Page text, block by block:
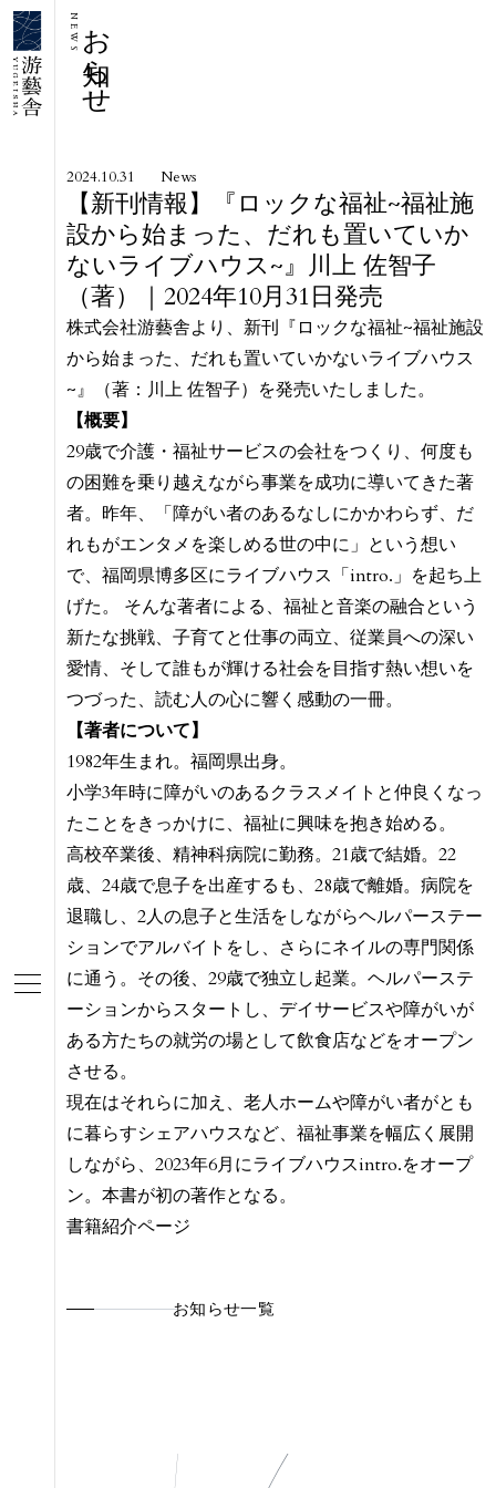
お知らせ
NEWS
2024.10.31 News
【新刊情報】『ロックな福祉~福祉施
設から始まった、だれも置いていか
ないライブハウス~』川上 佐智子
（著）｜2024年10月31日発売
株式会社游藝舎より、新刊『ロックな福祉~福祉施設
から始まった、だれも置いていかないライブハウス
~』（著：川上 佐智子）を発売いたしました。
【概要】
29歳で介護・福祉サービスの会社をつくり、何度も
の困難を乗り越えながら事業を成功に導いてきた著
者。昨年、「障がい者のあるなしにかかわらず、だ
れもがエンタメを楽しめる世の中に」という想い
で、福岡県博多区にライブハウス「intro.」を起ち上
げた。 そんな著者による、福祉と音楽の融合という
新たな挑戦、子育てと仕事の両立、従業員への深い
愛情、そして誰もが輝ける社会を目指す熱い想いを
つづった、読む人の心に響く感動の一冊。
【著者について】
1982年生まれ。福岡県出身。
小学3年時に障がいのあるクラスメイトと仲良くなっ
たことをきっかけに、福祉に興味を抱き始める。
高校卒業後、精神科病院に勤務。21歳で結婚。22
歳、24歳で息子を出産するも、28歳で離婚。病院を
退職し、2人の息子と生活をしながらヘルパーステー
ションでアルバイトをし、さらにネイルの専門関係
に通う。その後、29歳で独立し起業。ヘルパーステ
ーションからスタートし、デイサービスや障がいが
ある方たちの就労の場として飲食店などをオープン
させる。
現在はそれらに加え、老人ホームや障がい者がとも
に暮らすシェアハウスなど、福祉事業を幅広く展開
しながら、2023年6月にライブハウスintro.をオープ
ン。本書が初の著作となる。
書籍紹介ページ
お知らせ一覧